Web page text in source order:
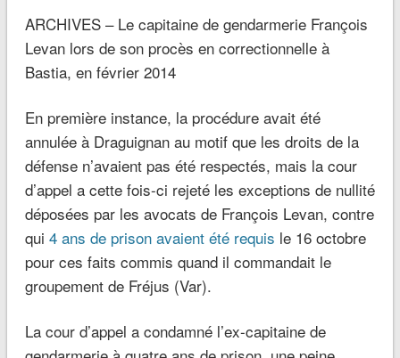
ARCHIVES – Le capitaine de gendarmerie François
Levan lors de son procès en correctionnelle à
Bastia, en février 2014
En première instance, la procédure avait été
annulée à Draguignan au motif que les droits de la
défense n’avaient pas été respectés, mais la cour
d’appel a cette fois-ci rejeté les exceptions de nullité
déposées par les avocats de François Levan, contre
qui 4 ans de prison avaient été requis le 16 octobre
pour ces faits commis quand il commandait le
groupement de Fréjus (Var).
La cour d’appel a condamné l’ex-capitaine de